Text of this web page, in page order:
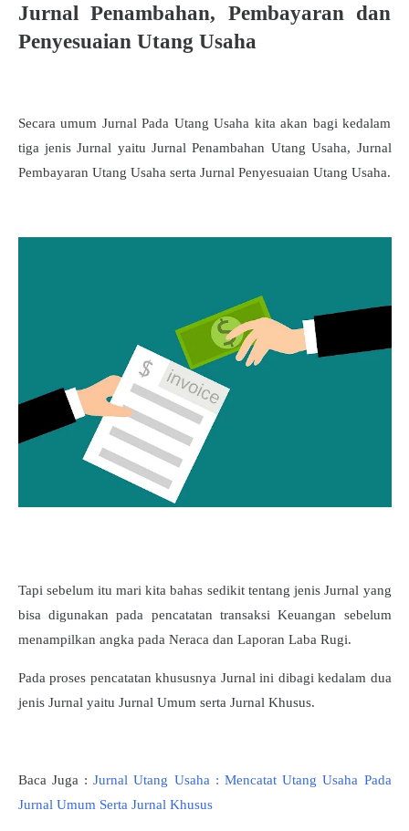
Jurnal Penambahan, Pembayaran dan
Penyesuaian Utang Usaha
Secara umum Jurnal Pada Utang Usaha kita akan bagi kedalam
tiga jenis Jurnal yaitu Jurnal Penambahan Utang Usaha, Jurnal
Pembayaran Utang Usaha serta Jurnal Penyesuaian Utang Usaha.
Tapi sebelum itu mari kita bahas sedikit tentang jenis Jurnal yang
bisa digunakan pada pencatatan transaksi Keuangan sebelum
menampilkan angka pada Neraca dan Laporan Laba Rugi.
Pada proses pencatatan khususnya Jurnal ini dibagi kedalam dua
jenis Jurnal yaitu Jurnal Umum serta Jurnal Khusus.
Baca Juga :Jurnal Utang Usaha : Mencatat Utang Usaha Pada
Jurnal Umum Serta Jurnal Khusus